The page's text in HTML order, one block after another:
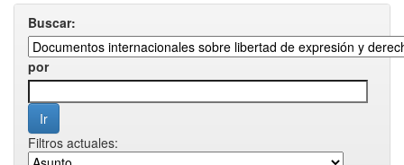
Buscar:
por
Filtros actuales: